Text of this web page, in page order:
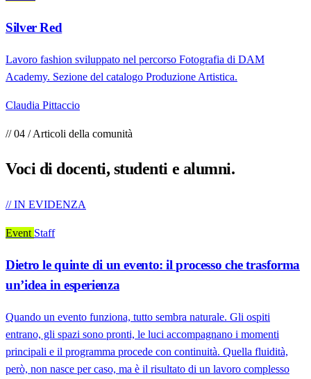
Silver Red
Lavoro fashion sviluppato nel percorso Fotografia di DAM
Academy. Sezione del catalogo Produzione Artistica.
Claudia Pittaccio
// 04 / Articoli della comunità
Voci di docenti, studenti e alumni.
// IN EVIDENZA
Event Staff
Dietro le quinte di un evento: il processo che trasforma
un’idea in esperienza
Quando un evento funziona, tutto sembra naturale. Gli ospiti
entrano, gli spazi sono pronti, le luci accompagnano i momenti
principali e il programma procede con continuità. Quella fluidità,
però, non nasce per caso, ma è il risultato di un lavoro complesso